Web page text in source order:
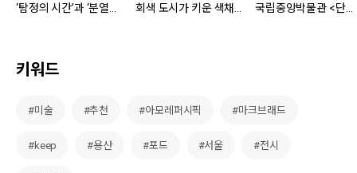
국립중앙박물관 <단원 김홍도, 시대를 그리다>
키워드
#미술 #추천 #아모레퍼시픽 #마크브래드
#keep #용산 #포드 #서울 #전시